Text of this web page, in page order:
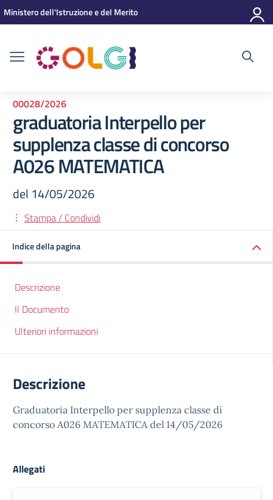
Vai ai contenuti
Vai al menu di navigazione
Vai al footer
Ministero dell'Istruzione e del Merito
00028/2026
graduatoria Interpello per
supplenza classe di concorso
A026 MATEMATICA
del 14/05/2026
Stampa / Condividi
Indice della pagina
Descrizione
Il Documento
Ulteriori informazioni
Descrizione
Graduatoria Interpello per supplenza classe di
concorso A026 MATEMATICA del 14/05/2026
Allegati